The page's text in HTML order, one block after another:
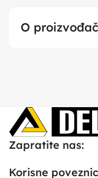
O
Zapratite nas:
Korisne